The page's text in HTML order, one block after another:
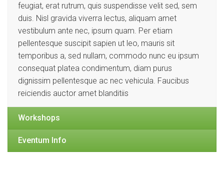
feugiat, erat rutrum, quis suspendisse velit sed, sem
duis. Nisl gravida viverra lectus, aliquam amet
vestibulum ante nec, ipsum quam. Per etiam
pellentesque suscipit sapien ut leo, mauris sit
temporibus a, sed nullam, commodo nunc eu ipsum
consequat platea condimentum, diam purus
dignissim pellentesque ac nec vehicula. Faucibus
reiciendis auctor amet blanditiis
Workshops
Eventum Info